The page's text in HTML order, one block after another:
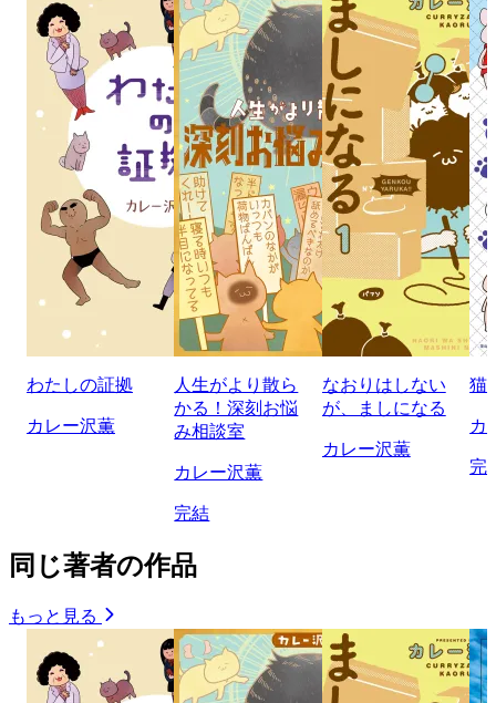
わたしの証拠
カレー沢薫
人生がより散ら
かる！深刻お悩
み相談室
カレー沢薫
完結
なおりはしない
が、ましになる
カレー沢薫
猫
カ
完
同じ著者の作品
もっと見る